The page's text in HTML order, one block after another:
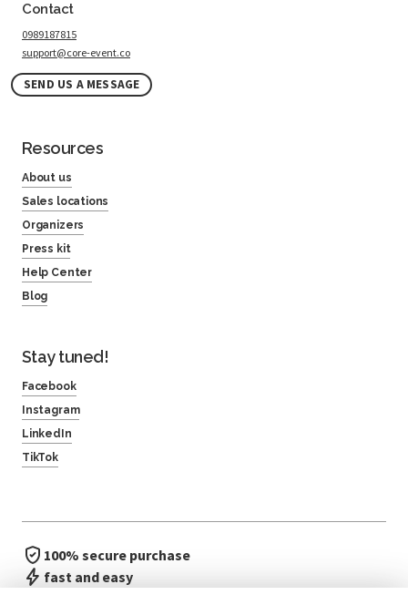
Contact
0989187815
support@core-event.co
SEND US A MESSAGE
Resources
About us
Sales locations
Organizers
Press kit
Help Center
Blog
Stay tuned!
Facebook
Instagram
LinkedIn
TikTok
100% secure purchase
fast and easy